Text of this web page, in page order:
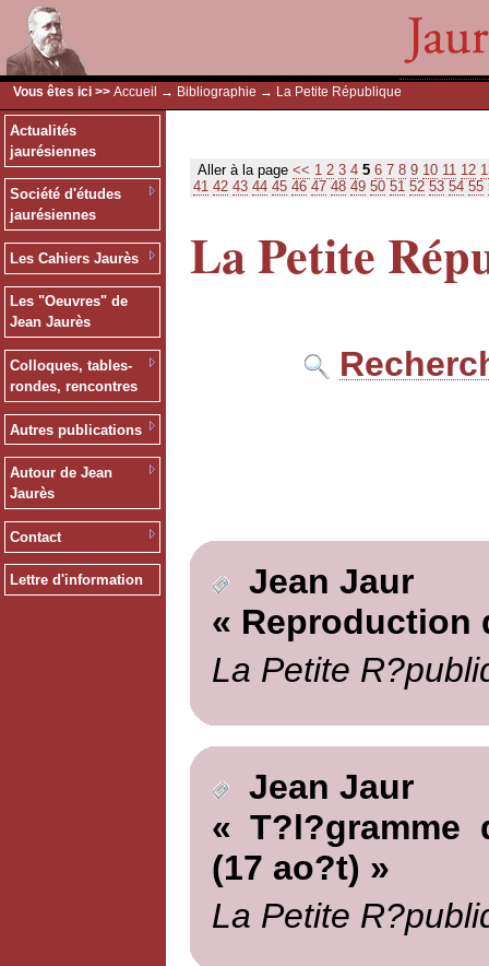
Vous êtes ici >> Accueil → Bibliographie → La Petite République
Actualités
jaurésiennes
Société d'études
jaurésiennes
Les Cahiers Jaurès
Les "Oeuvres" de
Jean Jaurès
Colloques, tables-
rondes, rencontres
Autres publications
Autour de Jean
Jaurès
Contact
Lettre d'information
Aller à la page << 1 2 3 4 5 6 7 8 9 10 11 12
41 42 43 44 45 46 47 48 49 50 51 52 53 54 55
La Petite
Jean Jaur
« Reproduction
La Petite
Jean Jaur
« T?l?gramme
(17 ao?t) »
La Petite